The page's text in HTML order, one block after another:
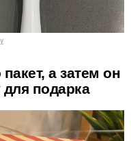
а затем он
для подарка